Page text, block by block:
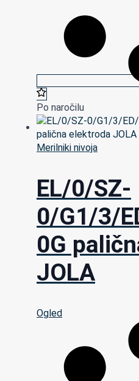
Po naročilu
Merilniki nivoja
EL/0/SZ-
0/G1/3/
0G
JOLA
Ogled